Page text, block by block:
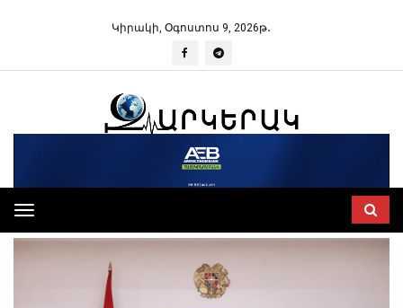
Կիրակի, Օգոստոս 9, 2026թ․
Toggle
navigation